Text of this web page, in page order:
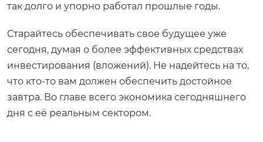
так долго и упорно работал прошлые годы.
Старайтесь обеспечивать свое будущее уже
сегодня, думая о более эффективных средствах
инвестирования (вложений). Не надейтесь на то,
что кто-то вам должен обеспечить достойное
завтра. Во главе всего экономика сегодняшнего
дня с её реальным сектором.